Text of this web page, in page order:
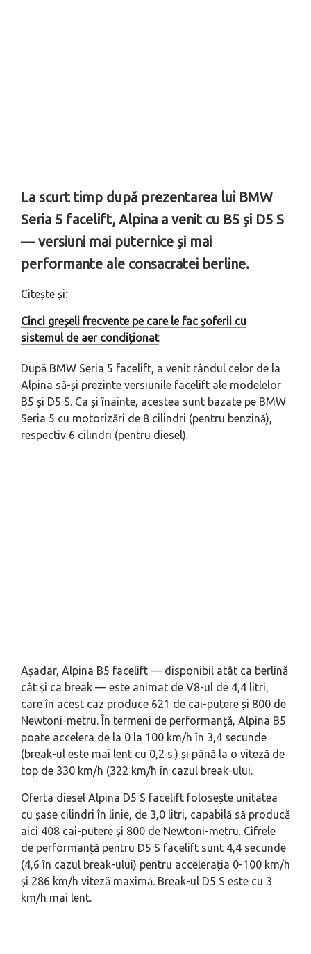
La scurt timp după prezentarea lui BMW
Seria 5 facelift, Alpina a venit cu B5 și D5 S
— versiuni mai puternice și mai
performante ale consacratei berline.
Citește și:
Cinci greșeli frecvente pe care le fac șoferii cu
sistemul de aer condiționat
După BMW Seria 5 facelift, a venit rândul celor de la
Alpina să-și prezinte versiunile facelift ale modelelor
B5 și D5 S. Ca și înainte, acestea sunt bazate pe BMW
Seria 5 cu motorizări de 8 cilindri (pentru benzină),
respectiv 6 cilindri (pentru diesel).
Așadar, Alpina B5 facelift — disponibil atât ca berlină
cât și ca break — este animat de V8-ul de 4,4 litri,
care în acest caz produce 621 de cai-putere și 800 de
Newtoni-metru. În termeni de performanță, Alpina B5
poate accelera de la 0 la 100 km/h în 3,4 secunde
(break-ul este mai lent cu 0,2 s.) și până la o viteză de
top de 330 km/h (322 km/h în cazul break-ului.
Oferta diesel Alpina D5 S facelift folosește unitatea
cu șase cilindri în linie, de 3,0 litri, capabilă să producă
aici 408 cai-putere și 800 de Newtoni-metru. Cifrele
de performanță pentru D5 S facelift sunt 4,4 secunde
(4,6 în cazul break-ului) pentru accelerația 0-100 km/h
și 286 km/h viteză maximă. Break-ul D5 S este cu 3
km/h mai lent.